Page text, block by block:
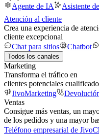
Agente de IA
Asistente
Atención al cliente
Crea una experiencia de
cliente excepcional
Chat para sitios
Chatbot
Todos los canales
Marketing
Transforma el tráfico en
clientes potenciales
JivoMarketing
Ventas
Consigue más ventas, un
de los pedidos y una mayor
Teléfono empresarial de